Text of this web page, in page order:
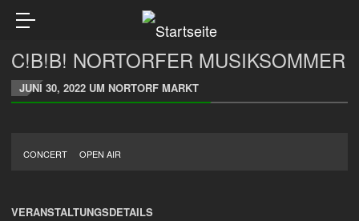
C!B!B! NORTORFER MUSIKSOMMER
JUNI 30, 2022 UM NORTORF MARKT
CONCERT OPEN AIR
VERANSTALTUNGSDETAILS